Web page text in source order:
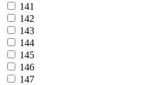
141
142
143
144
145
146
147